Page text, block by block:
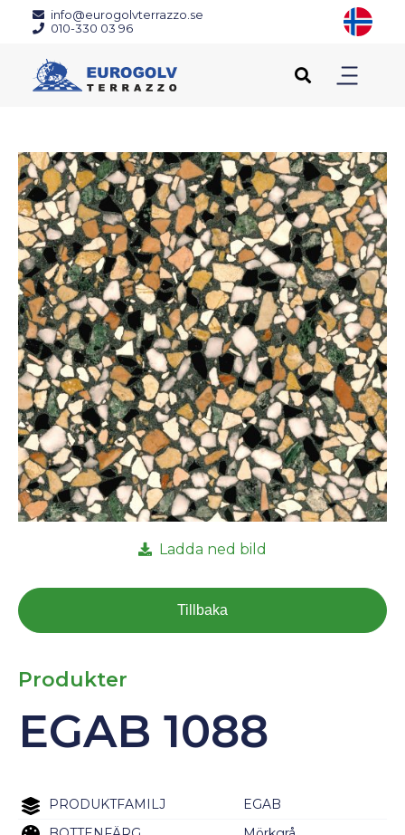
info@eurogolvterrazzo.se
010-330 03 96
Ladda ned bild
Tillbaka
Produkter
EGAB 1088
PRODUKTFAMILJ
EGAB